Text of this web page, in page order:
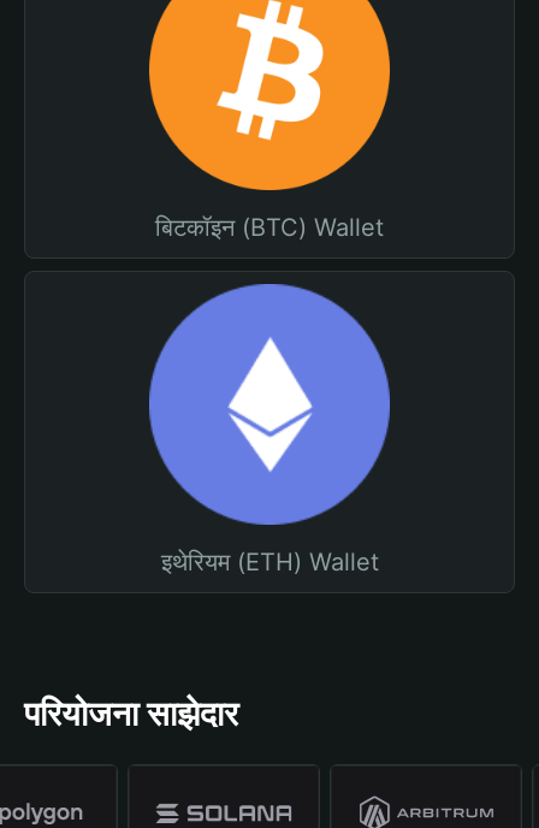
बिटकॉइन (BTC) Wallet
इथेरियम (ETH) Wallet
परियोजना साझेदार